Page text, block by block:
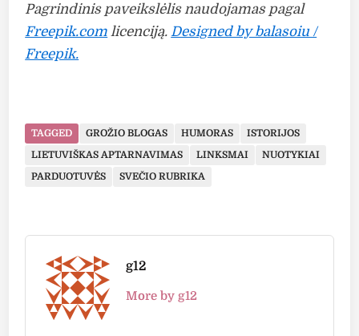
Pagrindinis paveikslėlis naudojamas pagal
Freepik.com licenciją. Designed by balasoiu /
Freepik.
TAGGED GROŽIO BLOGAS HUMORAS
ISTORIJOS
LIETUVIŠKAS APTARNAVIMAS
LINKSMAI
NUOTYKIAI
PARDUOTUVĖS
SVEČIO RUBRIKA
g12
More by g12